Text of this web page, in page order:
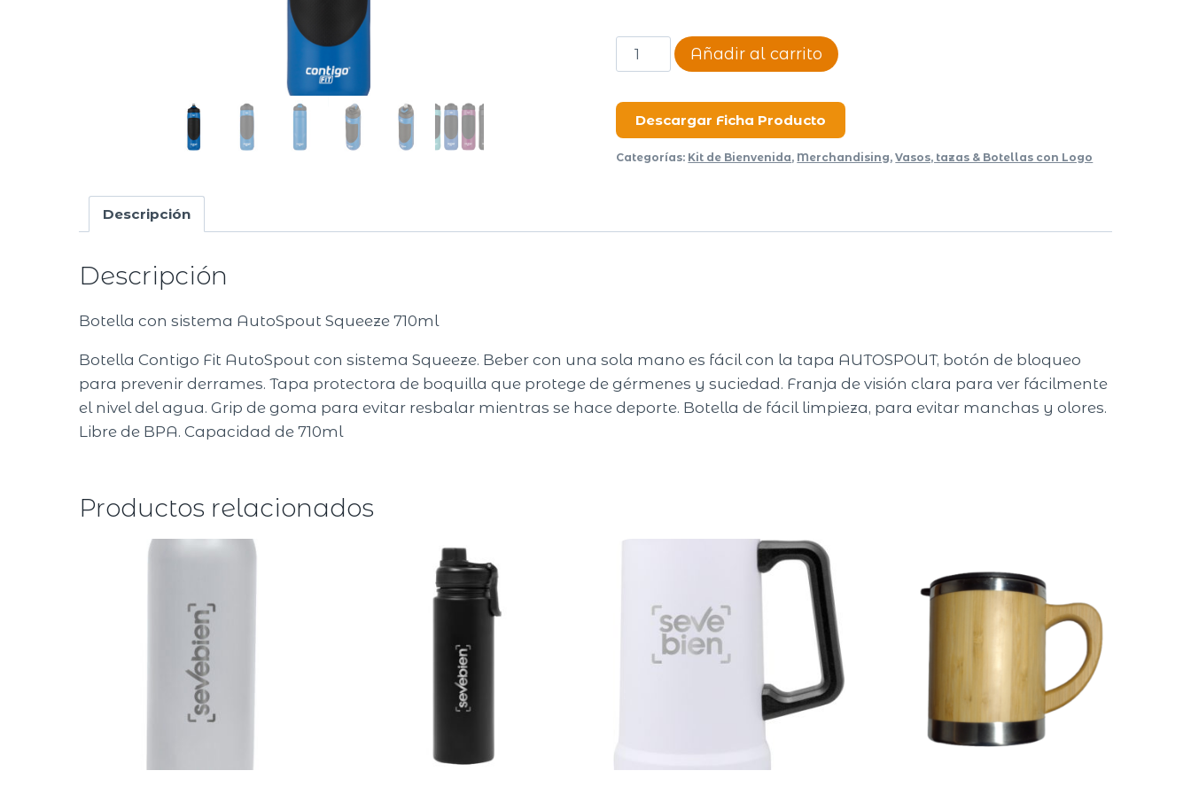
Contigo
Botella
AutoSpout
Squeeze
cantidad
Añadir al carrito
Descargar Ficha Producto
Categorías: Kit de Bienvenida, Merchandising,Vasos, tazas & Botellas con Logo
Descripción
Descripción
Botella con sistema AutoSpout Squeeze 710ml
Botella Contigo Fit AutoSpout con sistema Squeeze. Beber con una sola mano es fácil con la tapa AUTOSPOUT, botón de bloqueo
para prevenir derrames. Tapa protectora de boquilla que protege de gérmenes y suciedad. Franja de visión clara para ver fácilmente
el nivel del agua. Grip de goma para evitar resbalar mientras se hace deporte. Botella de fácil limpieza, para evitar manchas y olores.
Libre de BPA. Capacidad de 710ml
Productos relacionados